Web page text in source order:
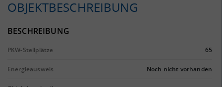
OBJEKTBESCHREIBUNG
BESCHREIBUNG
PKW-Stellplätze 65
Energieausweis Noch nicht vorhanden